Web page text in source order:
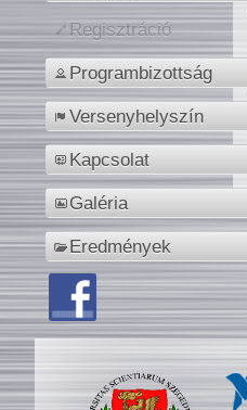
Regisztráció
Programbizottság
Versenyhelyszín
Kapcsolat
Galéria
Eredmények